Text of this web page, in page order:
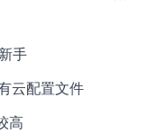
手
云配置文件
高